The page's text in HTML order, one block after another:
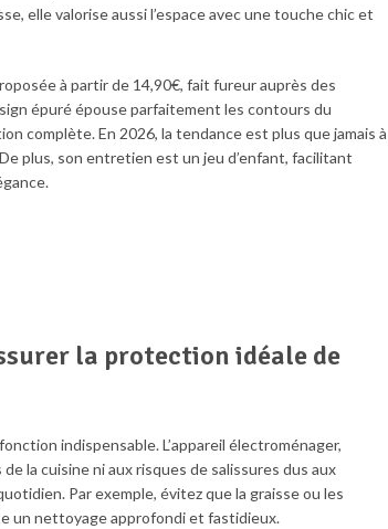
elle valorise aussi l’espace avec une touche chic et
à partir de 14,90€, fait fureur auprès des
épuré épouse parfaitement les contours du
complète. En 2026, la tendance est plus que jamais à
plus, son entretien est un jeu d’enfant, facilitant
la protection idéale de
indispensable. L’appareil électroménager,
la cuisine ni aux risques de salissures dus aux
Par exemple, évitez que la graisse ou les
un nettoyage approfondi et fastidieux.